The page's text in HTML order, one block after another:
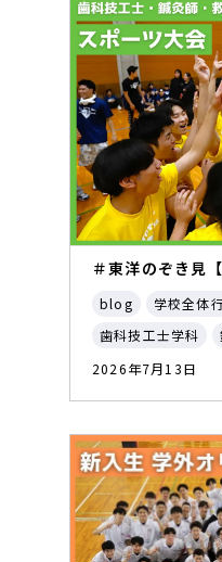
＃東洋のぞき見
blog 学校全体
歯科技工士学科
2026年7月13日